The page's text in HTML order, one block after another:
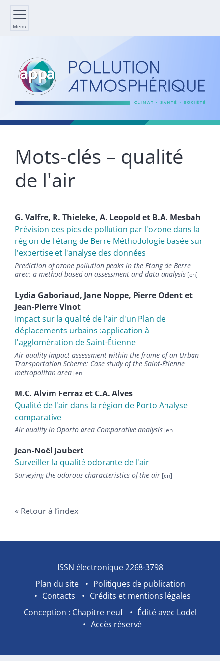
Menu
Mots-clés – qualité
de l'air
G. Valfre, R. Thieleke, A. Leopold et B.A. Mesbah
Prévision des pics de pollution par l'ozone dans la
région de l'étang de Berre Méthodologie basée sur
l'expertise et l'analyse des données
Prediction of ozone pollution peaks in the Etang de Berre
area: a method based on assessment and data analysis
Lydia Gaboriaud, Jane Noppe, Pierre Odentet
Jean-PierreVinot
Impact sur la qualité de l'air d'un Plan de
déplacements urbains :application à
l'agglomération de Saint-Étienne
Air quality impact assessment within the frame of an Urban
Transportation Scheme: Case study of the Saint-Étienne
metropolitan area
M.C. Alvim Ferrazet C.A. Alves
Qualité de l'air dans la région de Porto Analyse
comparative
Air quality in Oporto area Comparative analysis
Jean-Noël Jaubert
Surveiller la qualité odorante de l'air
Surveying the odorous characteristics of the air
Retour à l’index
ISSN électronique 2268-3798
Plan du site
Politiques de publication
Contacts
Crédits et mentions légales
Conception : Chapitre neuf
Édité avec Lodel
Accès réservé